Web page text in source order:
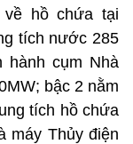
hồ chứa tại
tích nước 285
hành cụm Nhà
bậc 2 nằm
tích hồ chứa
máy Thủy điện